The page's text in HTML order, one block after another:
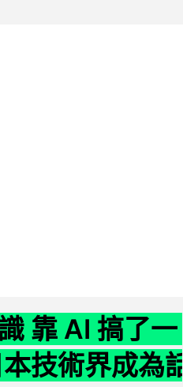
靠 AI 搞了一
技術界成為話